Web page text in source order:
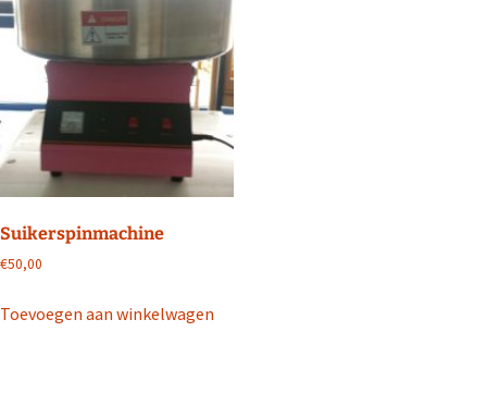
Suikerspinmachine
€50,00
Toevoegen aan winkelwagen